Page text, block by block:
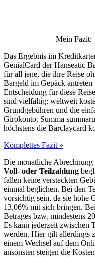
Mein Fazit:
Das Ergebnis im
GenialCard der Hanseatic
für all jene, die ihre Reise
Bargeld im Gepäck
Entscheidung für diese
sind vielfältig: weltweit
Grundgebühren und die
Girokonto. Summa
höchstens die Barclaycard
Komplettes Fazit »
Die monatliche
Voll- oder Teilzahlung
fallen keine versteckten
einmal beglichen. Bei den
vorsichtig sein, da sie hohe
13,06% mit sich bringen.
Betrages bzw. mindestens
Es kann jederzeit zwischen
werden. Hier gilt allerdings
einem Wechsel auf dem
ansonsten steigen die